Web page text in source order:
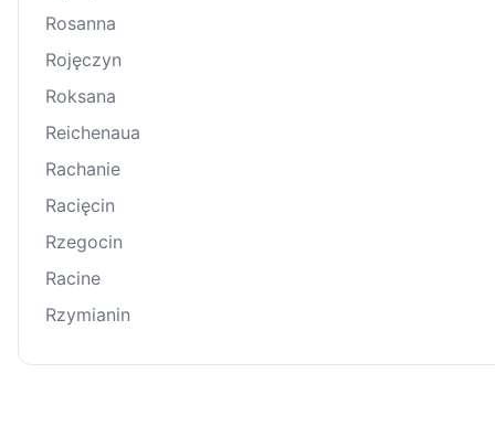
Rosanna
Rojęczyn
Roksana
Reichenaua
Rachanie
Racięcin
Rzegocin
Racine
Rzymianin